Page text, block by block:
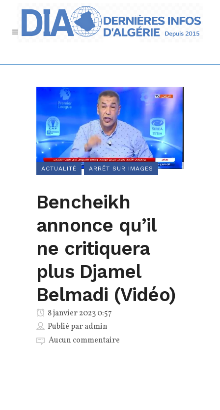
ACTUALITÉ ARRÊT SUR IMAGES
Bencheikh
annonce qu’il
ne critiquera
plus Djamel
Belmadi (Vidéo)
8 janvier 2023 0:57
Publié paradmin
Aucun commentaire